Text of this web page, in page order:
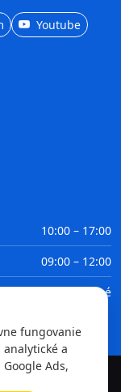
Youtube
10:00 – 17:00
09:00 – 12:00
Zatvorené
vyhradené
fungovanie
a
Ads,